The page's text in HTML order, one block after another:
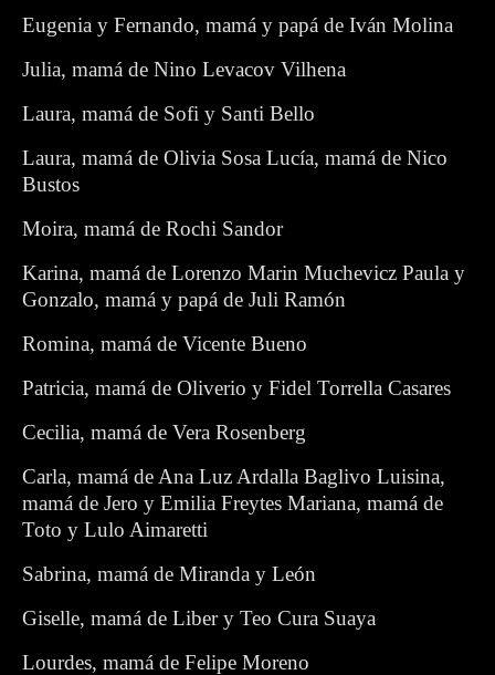
Eugenia y Fernando, mamá y papá de Iván Molina
Julia, mamá de Nino Levacov Vilhena
Laura, mamá de Sofi y Santi Bello
Laura, mamá de Olivia Sosa Lucía, mamá de Nico
Bustos
Moira, mamá de Rochi Sandor
Karina, mamá de Lorenzo Marin Muchevicz Paula y
Gonzalo, mamá y papá de Juli Ramón
Romina, mamá de Vicente Bueno
Patricia, mamá de Oliverio y Fidel Torrella Casares
Cecilia, mamá de Vera Rosenberg
Carla, mamá de Ana Luz Ardalla Baglivo Luisina,
mamá de Jero y Emilia Freytes Mariana, mamá de
Toto y Lulo Aimaretti
Sabrina, mamá de Miranda y León
Giselle, mamá de Liber y Teo Cura Suaya
Lourdes, mamá de Felipe Moreno